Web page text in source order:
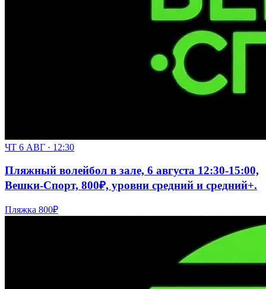
ЧТ 6 АВГ · 12:30
Пляжный волейбол в зале, 6 августа 12:30-15:00,
Вешки-Спорт, 800₽, уровни средний и средний+.
Пляжка 800₽